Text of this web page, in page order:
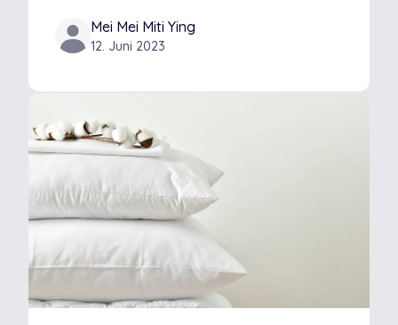
Mei Mei Miti Ying
12. Juni 2023